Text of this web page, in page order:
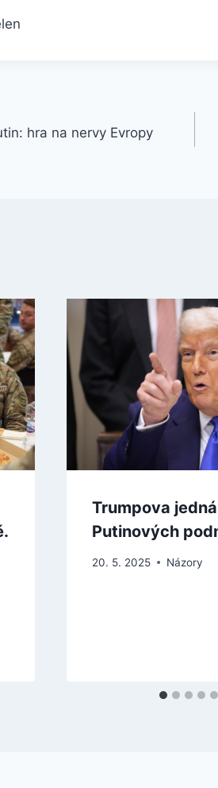
hra na nervy Evropy
Trumpova
Putinových
20. 5. 2025 Názory